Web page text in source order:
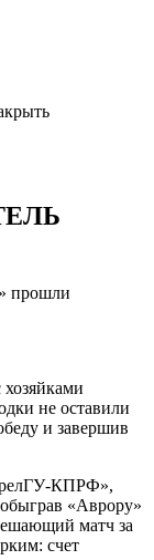
прошли
не оставили
и завершив
КПРФ»,
«Аврору»
матч за
счет